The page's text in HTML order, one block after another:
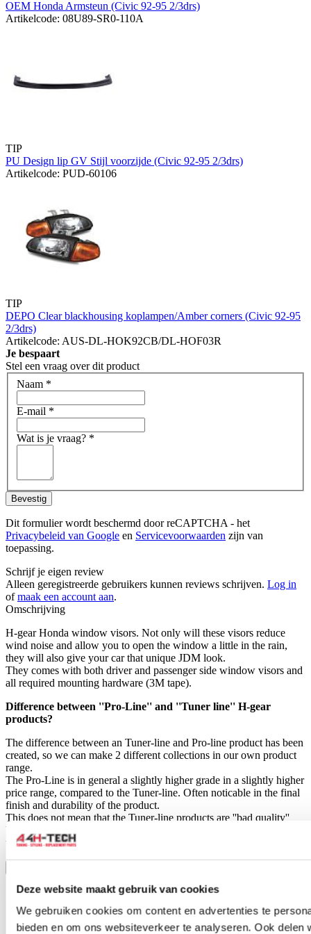
Deze website maakt gebruik van cookies
We gebruiken cookies om content en advertenties te
bieden en om ons websiteverkeer te analyseren. Ook
OEM Honda Armsteun (Civic 92-95 2/3drs)
Artikelcode: 08U89-SR0-110A
TIP
PU Design lip GV Stijl voorzijde (Civic 92-95 2/3drs)
Artikelcode: PUD-60106
TIP
DEPO Clear blackhousing koplampen/Amber corners (Civic 92-95
2/3drs)
Artikelcode: AUS-DL-HOK92CB/DL-HOF03R
Je bespaart
Stel een vraag over dit product
Naam *
E-mail *
Wat is je vraag? *
Bevestig
Dit formulier wordt beschermd door reCAPTCHA - het
Privacybeleid van Google en Servicevoorwaarden zijn van
toepassing.
Schrijf je eigen review
Alleen geregistreerde gebruikers kunnen reviews schrijven. Log in
ofmaak een account aan.
Omschrijving
H-gear Honda window visors. Not only will these visors reduce
wind noise and allow you to open the window a little in the rain,
they will also give your car that unique JDM look.
They comes with both driver and passenger side window visors and
all required mounting hardware (3M tape).
Difference between ''Pro-Line'' and ''Tuner line'' H-gear
products?
The difference between an Tuner-line and Pro-line product has been
created, so we can make 2 different collections in our own product
range.
The Pro-Line is in general a slightly higher grade in a slightly higher
price range, compared to the Tuner-line. Often noticable in the final
finish and durability of the product.
This does not mean that the Tuner-line products are ''bad quality''
but are in general an affordable alternative for those who don't need
the high grade of the Pro-Line products.
E-mail *